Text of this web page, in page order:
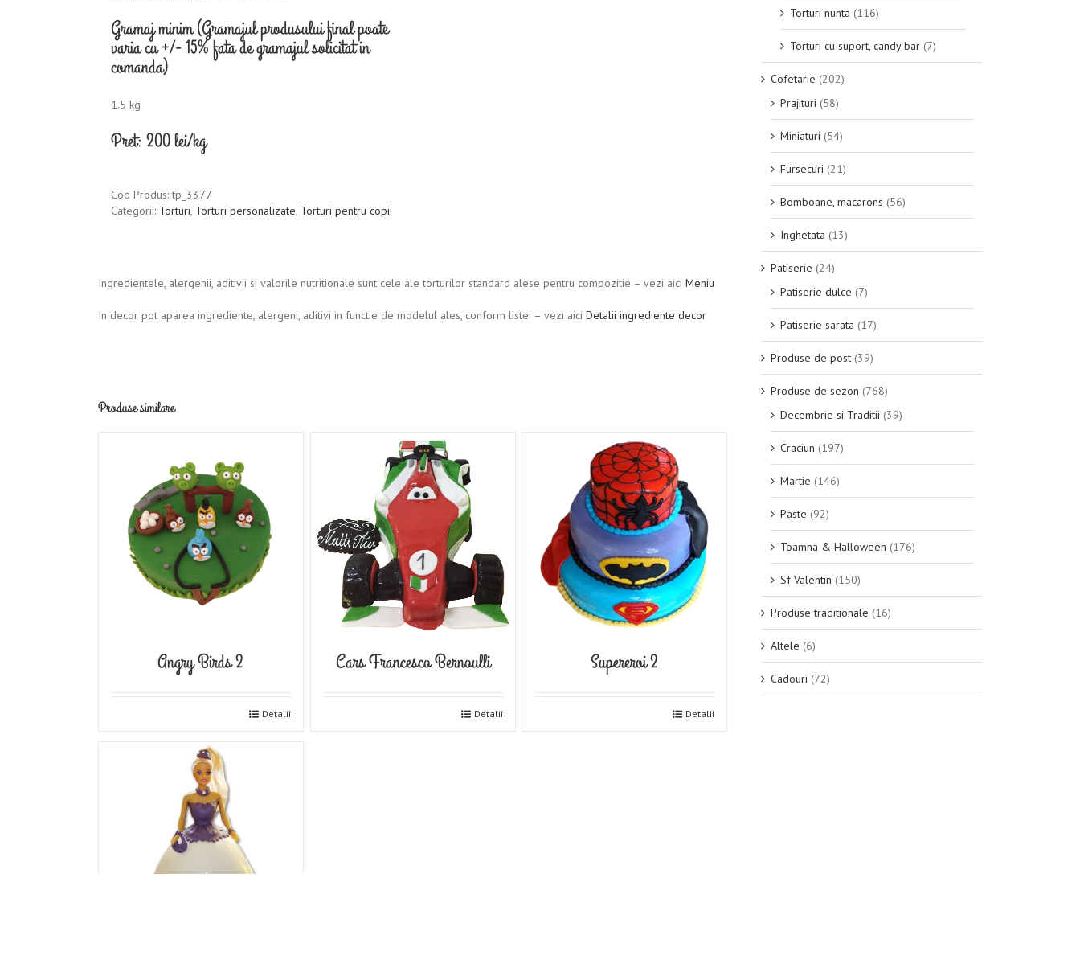
Gramaj minim (Gramajul produsului final poate
varia cu +/- 15% fata de gramajul solicitat in
comanda)
1.5 kg
Pret: 200 lei/kg
Cod Produs:tp_3377
Categorii: Torturi, Torturi personalizate, Torturi pentru copii
Ingredientele, alergenii, aditivii si valorile nutritionale sunt cele ale torturilor standard alese pentru compozitie – vezi aici Meniu
In decor pot aparea ingrediente, alergeni, aditivi in functie de modelul ales, conform listei – vezi aici Detalii ingrediente decor
Produse similare
Angry Birds 2
Detalii
Cars Francesco Bernoulli
Detalii
Supereroi 2
Detalii
Torturi nunta (116)
Torturi cu suport, candy bar (7)
Cofetarie (202)
Prajituri (58)
Miniaturi (54)
Fursecuri (21)
Bomboane, macarons (56)
Inghetata (13)
Patiserie (24)
Patiserie dulce (7)
Patiserie sarata (17)
Produse de post (39)
Produse de sezon (768)
Decembrie si Traditii (39)
Craciun (197)
Martie (146)
Paste (92)
Toamna & Halloween (176)
Sf Valentin (150)
Produse traditionale (16)
Altele (6)
Cadouri (72)